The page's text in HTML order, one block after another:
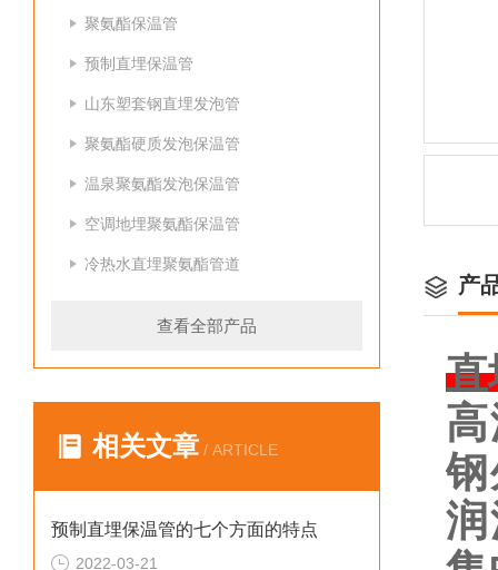
聚氨酯保温管
预制直埋保温管
山东塑套钢直埋发泡管
聚氨酯硬质发泡保温管
温泉聚氨酯发泡保温管
空调地埋聚氨酯保温管
冷热水直埋聚氨酯管道
查看全部产品
相关文章 / ARTICLE
预制直埋保温管的七个方面的特点
2022-03-21
产
直